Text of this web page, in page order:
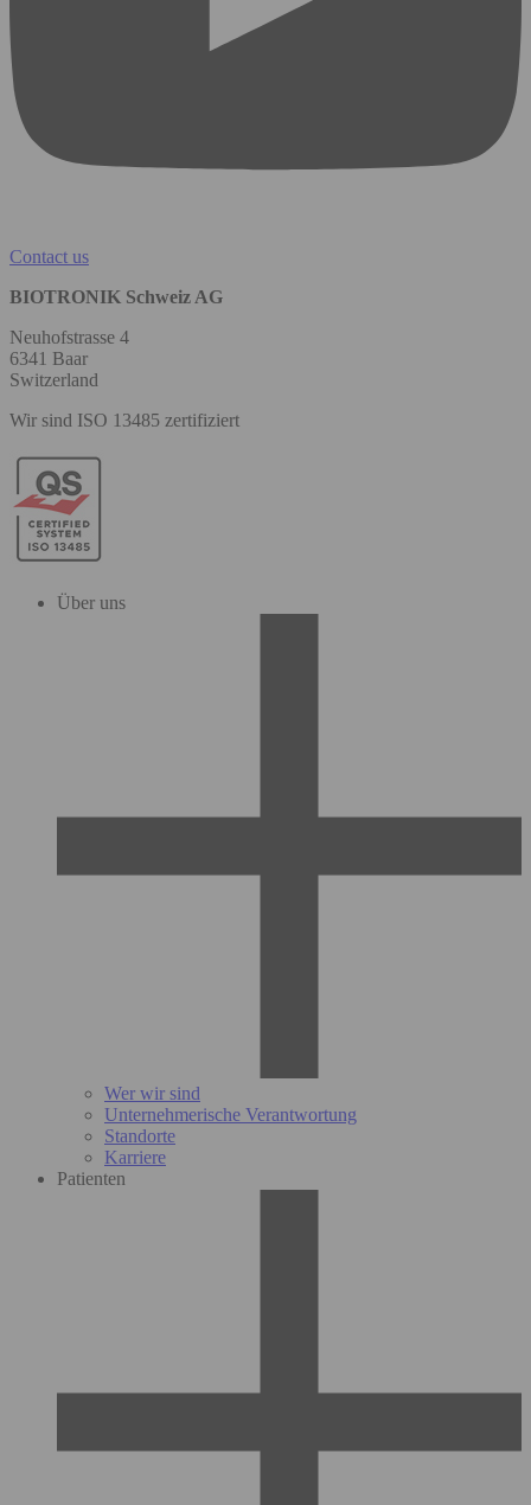
Contact us
BIOTRONIK Schweiz AG
Neuhofstrasse 4
6341 Baar
Switzerland
Wir sind ISO 13485 zertifiziert
Über uns
Wer wir sind
Unternehmerische Verantwortung
Standorte
Karriere
Patienten